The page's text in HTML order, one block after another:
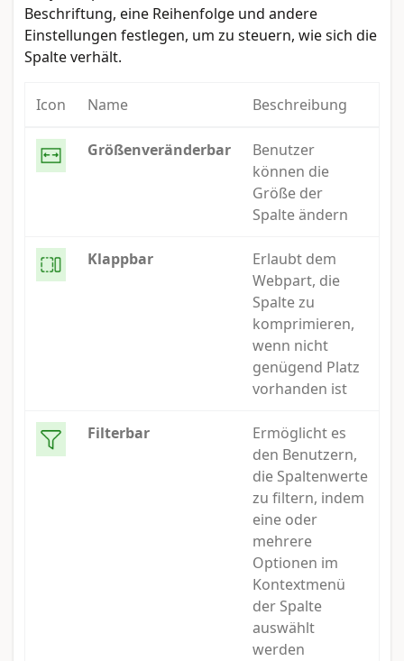
Beschriftung, eine Reihenfolge und andere
Einstellungen festlegen, um zu steuern, wie sich die
Spalte verhält.
Icon Name Beschreibung
Größenveränderbar
Benutzer
können die
Größe der
Spalte ändern
Klappbar
Erlaubt dem
Webpart, die
Spalte zu
komprimieren,
wenn nicht
genügend Platz
vorhanden ist
Filterbar
Ermöglicht es
den Benutzern,
die Spaltenwerte
zu filtern, indem
eine oder
mehrere
Optionen im
Kontextmenü
der Spalte
auswählt
werden